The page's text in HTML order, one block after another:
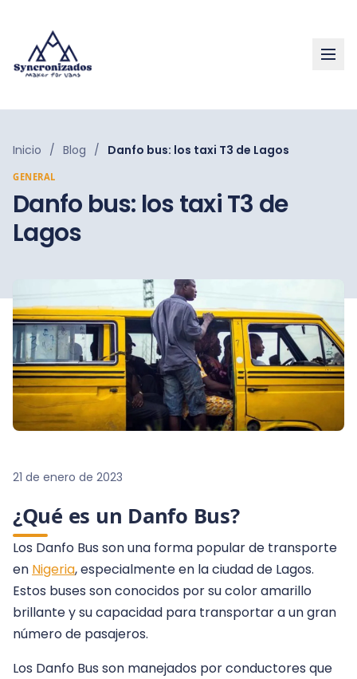
ES·EN·DE
Inicio / Blog / Danfo bus: los taxi T3 de Lagos
GENERAL
Danfo bus: los taxi T3 de
Lagos
21 de enero de 2023
¿Qué es un Danfo Bus?
Los Danfo Bus son una forma popular de transporte
en Nigeria, especialmente en la ciudad de Lagos.
Estos buses son conocidos por su color amarillo
brillante y su capacidad para transportar a un gran
número de pasajeros.
Los Danfo Bus son manejados por conductores que